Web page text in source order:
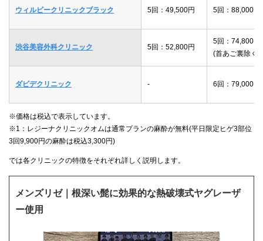
ウィルビークリニックブラック 5回：49,500円 5回：88,000円
渋谷美容外科クリニック 5回：52,800円
5回：74,800円
(首あご裏除く)
ダビデクリニック - 6回：79,000円
※価格は税込で表示しています。
※1：レジーナクリニックオムは通常プランの麻酔が無料(平日限定ヒゲ3部位
3回9,900円の麻酔は税込3,300円)
では各クリニックの特徴をそれぞれ詳しく説明します。
メンズリゼ｜根深い髭に効果的な熱破壊式ヤグレーザ
ー使用